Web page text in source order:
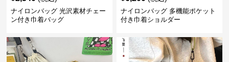
ナイロンバッグ 光沢素材チェー
ン付き巾着バッグ
ナイロンバッグ 多機能ポケット
付き巾着ショルダー